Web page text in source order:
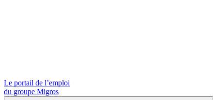
Le portail de l’emploi
du groupe Migros